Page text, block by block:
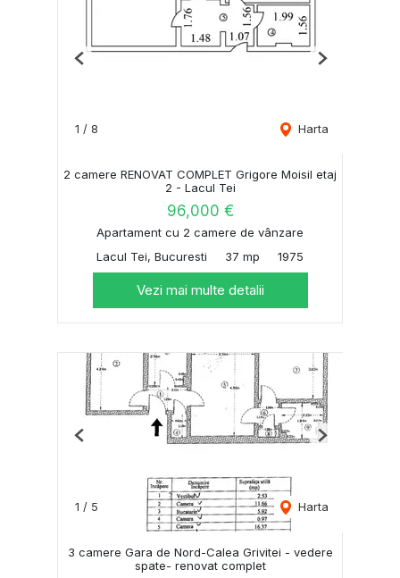
1 / 8 Harta
Previous Next
2 camere RENOVAT COMPLET Grigore Moisil etaj
2 - Lacul Tei
96,000 €
Apartament cu 2 camere de vânzare
Lacul Tei, Bucuresti
37 mp 1975
Vezi mai multe detalii
1 / 5 Harta
Previous Next
3 camere Gara de Nord-Calea Grivitei - vedere
spate- renovat complet